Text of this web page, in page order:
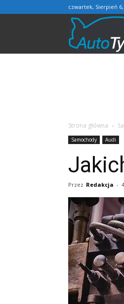
czwartek, Sierpień 6,
Strona główna
Samochody Audi
Przez Redakcja -